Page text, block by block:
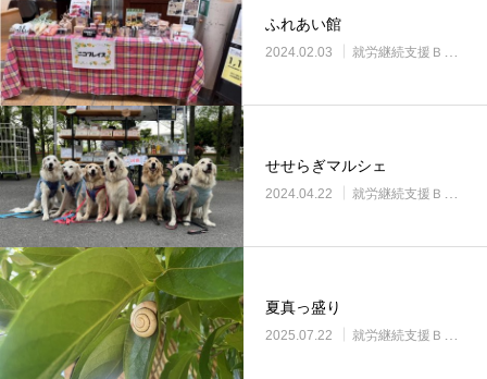
ふれあい館
2024.02.03 就労継続支援Ｂ型・ニコプレイス
せせらぎマルシェ
2024.04.22 就労継続支援Ｂ型・ニコプレイス
夏真っ盛り
2025.07.22 就労継続支援Ｂ型・ニコプレイス